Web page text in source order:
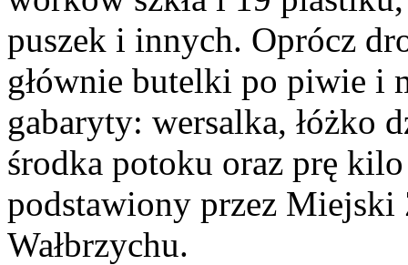
puszek i innych. Oprócz
głównie butelki po piwie i
gabaryty: wersalka, łóżko
środka potoku oraz prę kilo
podstawiony przez Miejski
Wałbrzychu.